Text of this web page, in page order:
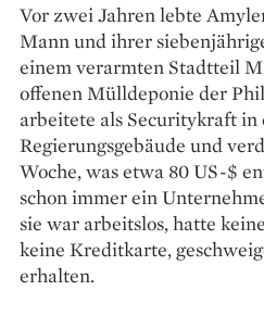
Vor zwei Jahren lebte
Mann und ihrer
einem verarmten Stadtteil
offenen Mülldeponie der
arbeitete als Securitykraft in
Regierungsgebäude und
Woche, was etwa 80 US-$
schon immer ein
sie war arbeitslos, hatte
keine Kreditkarte,
erhalten.